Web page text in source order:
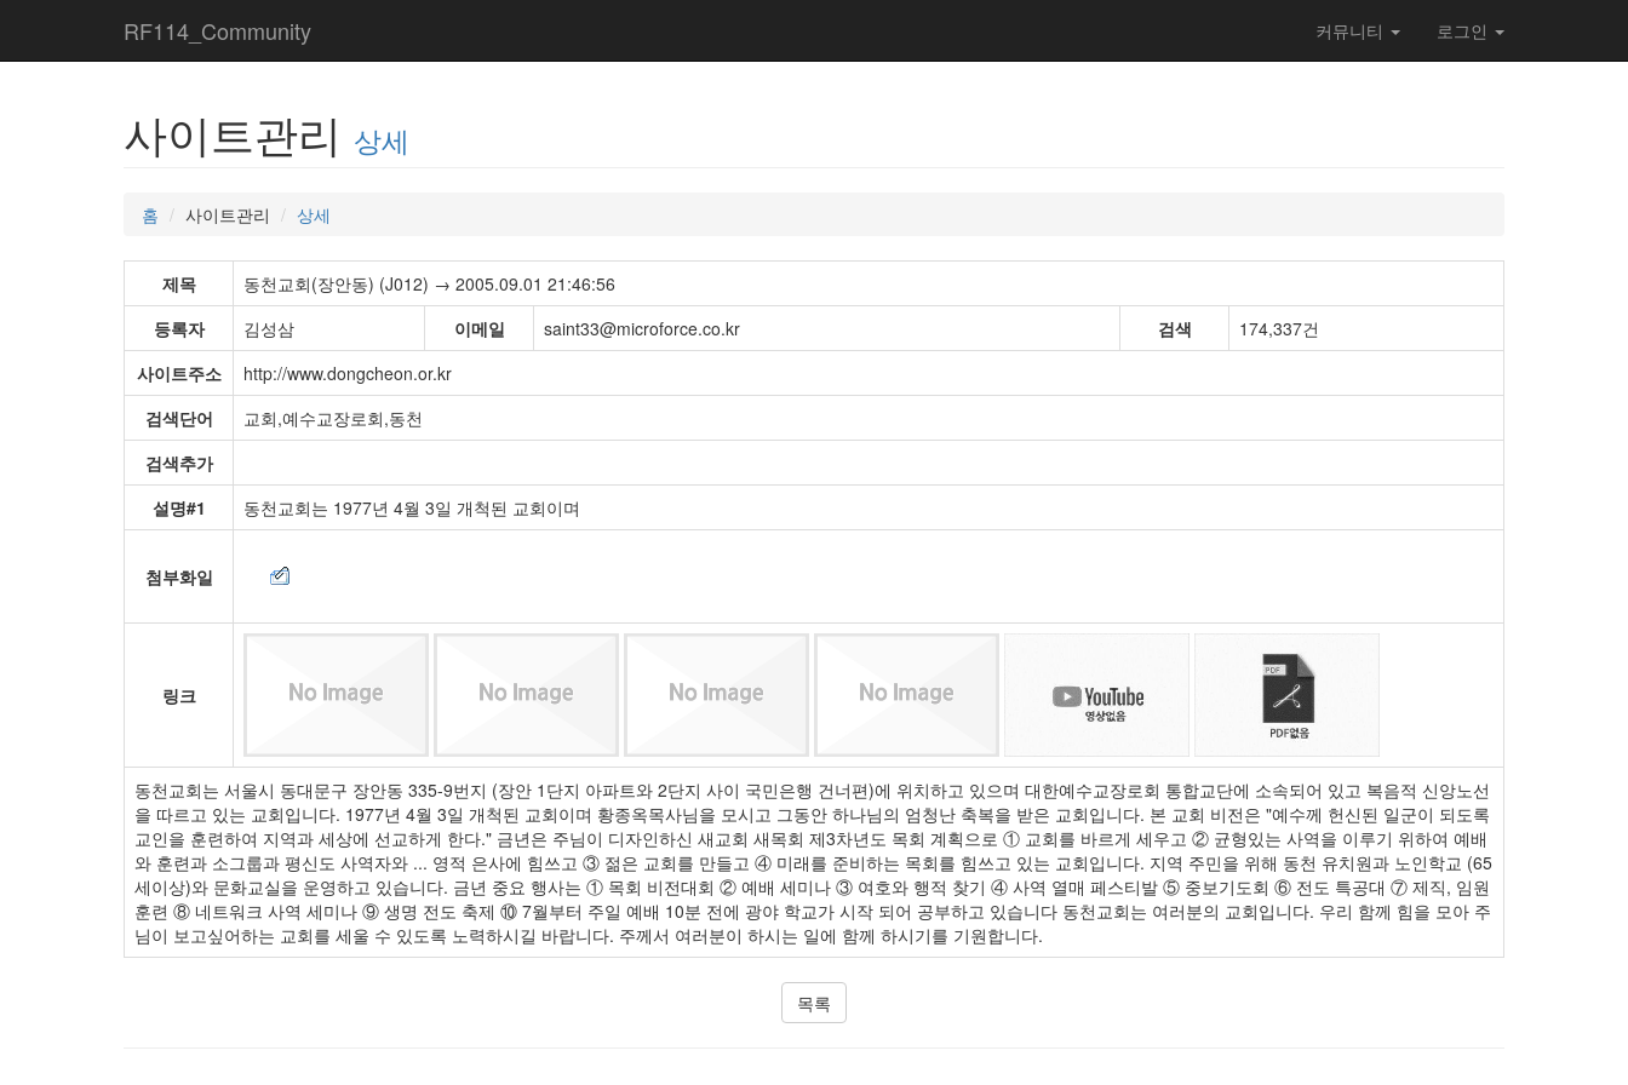
RF114_Community 커뮤니티 로그인
사이트관리 상세
홈 사이트관리 상세
제목
동천교회(장안동) (J012) → 2005.09.01 21:46:56
등록자
김성삼 이메일 saint33@microforce.co.kr 검색
174,337건
사이트주소
http://www.dongcheon.or.kr
검색단어
교회,예수교장로회,동천
검색추가
설명#1
동천교회는 1977년 4월 3일 개척된 교회이며
첨부화일
링크
동천교회는 서울시 동대문구 장안동 335-9번지 (장안 1단지 아파트와 2단지 사이 국민은행 건너편)에 위치하고 있으며 대한예수교장로회 통합교단에 소속되어 있고 복음적 신앙노선
을 따르고 있는 교회입니다. 1977년 4월 3일 개척된 교회이며 황종옥목사님을 모시고 그동안 하나님의 엄청난 축복을 받은 교회입니다. 본 교회 비전은 "예수께 헌신된 일군이 되도록
교인을 훈련하여 지역과 세상에 선교하게 한다." 금년은 주님이 디자인하신 새교회 새목회 제3차년도 목회 계획으로 ① 교회를 바르게 세우고 ② 균형있는 사역을 이루기 위하여 예배
와 훈련과 소그룹과 평신도 사역자와 ... 영적 은사에 힘쓰고 ③ 젊은 교회를 만들고 ④ 미래를 준비하는 목회를 힘쓰고 있는 교회입니다. 지역 주민을 위해 동천 유치원과 노인학교 (65
세이상)와 문화교실을 운영하고 있습니다. 금년 중요 행사는 ① 목회 비전대회 ② 예배 세미나 ③ 여호와 행적 찾기 ④ 사역 열매 페스티발 ⑤ 중보기도회 ⑥ 전도 특공대 ⑦ 제직, 임원
훈련 ⑧ 네트워크 사역 세미나 ⑨ 생명 전도 축제 ⑩ 7월부터 주일 예배 10분 전에 광야 학교가 시작 되어 공부하고 있습니다 동천교회는 여러분의 교회입니다. 우리 함께 힘을 모아 주
님이 보고싶어하는 교회를 세울 수 있도록 노력하시길 바랍니다. 주께서 여러분이 하시는 일에 함께 하시기를 기원합니다.
목록